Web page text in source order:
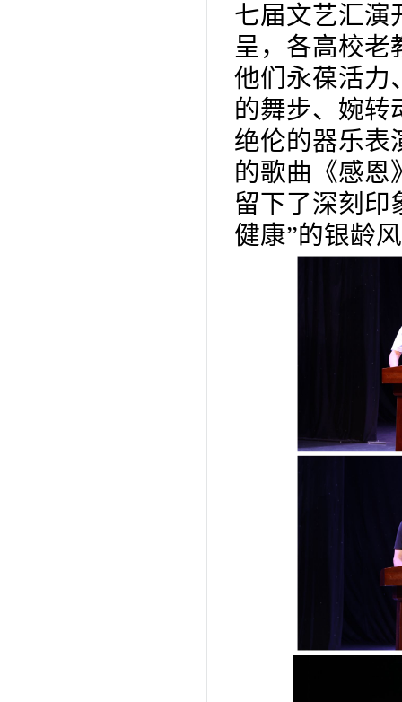
七届文艺汇演
呈，各高校老
他们永葆活力
的舞步、婉转
绝伦的器乐表
的歌曲《感恩
留下了深刻印
健康”的银龄